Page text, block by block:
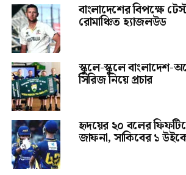
বাংলাদেশের বিপক্ষে
রোমাঞ্চিত হ্যাজলউড
স্কুলে-স্কুলে বাংলাদেশ-
সিরিজ নিয়ে প্রচার
হৃদয়ের ২০ বলের
জাফনা, সাকিবের ১